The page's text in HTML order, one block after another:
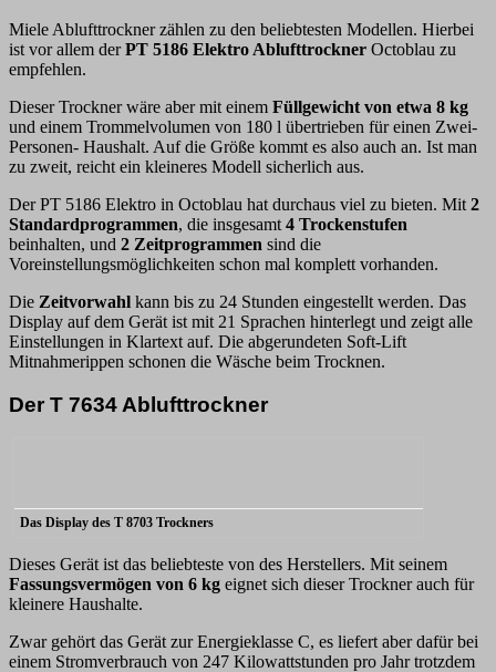
Miele Ablufttrockner zählen zu den beliebtesten Modellen. Hierbei
ist vor allem derPT 5186 Elektro Ablufttrockner Octoblau zu
empfehlen.
Dieser Trockner wäre aber mit einem Füllgewicht von etwa 8 kg
und einem Trommelvolumen von 180 l übertrieben für einen Zwei-
Personen- Haushalt. Auf die Größe kommt es also auch an. Ist man
zu zweit, reicht ein kleineres Modell sicherlich aus.
Der PT 5186 Elektro in Octoblau hat durchaus viel zu bieten. Mit 2
Standardprogrammen, die insgesamt 4 Trockenstufen
beinhalten, und 2 Zeitprogrammen sind die
Voreinstellungsmöglichkeiten schon mal komplett vorhanden.
Die Zeitvorwahl kann bis zu 24 Stunden eingestellt werden. Das
Display auf dem Gerät ist mit 21 Sprachen hinterlegt und zeigt alle
Einstellungen in Klartext auf. Die abgerundeten Soft-Lift
Mitnahmerippen schonen die Wäsche beim Trocknen.
Der T 7634 Ablufttrockner
Das Display des T 8703 Trockners
Dieses Gerät ist das beliebteste von des Herstellers. Mit seinem
Fassungsvermögen von 6 kg eignet sich dieser Trockner auch für
kleinere Haushalte.
Zwar gehört das Gerät zur Energieklasse C, es liefert aber dafür bei
einem Stromverbrauch von 247 Kilowattstunden pro Jahr trotzdem